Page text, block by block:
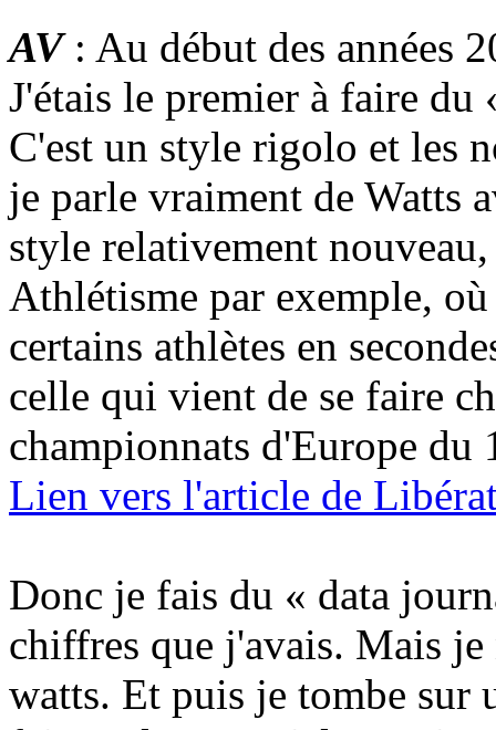
AV: Au début des années
J'étais le premier à faire
C'est un style rigolo et les
je parle vraiment de Watts
style relativement
Athlétisme par exemple,
certains athlètes en
celle qui vient de se faire
championnats d'Europe du
Lien vers l'article de
Donc je fais du « data
chiffres que j'avais. Mais
watts. Et puis je tombe